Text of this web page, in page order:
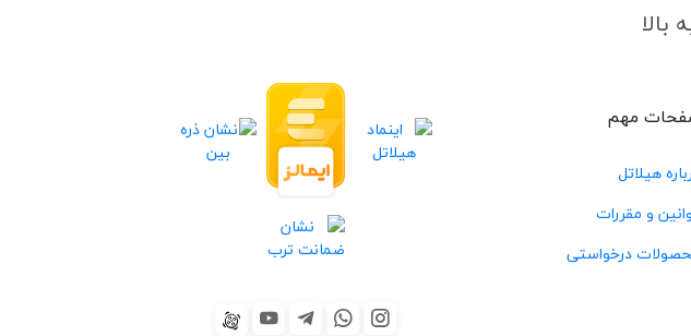
بالا
مهم
هیلاتل
و مقررات
درخواستی